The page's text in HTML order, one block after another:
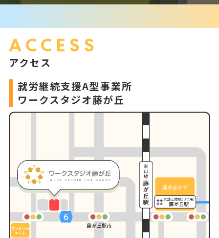
ACCESS
アクセス
就労継続支援A型事業所
ワークスタジオ藤が丘